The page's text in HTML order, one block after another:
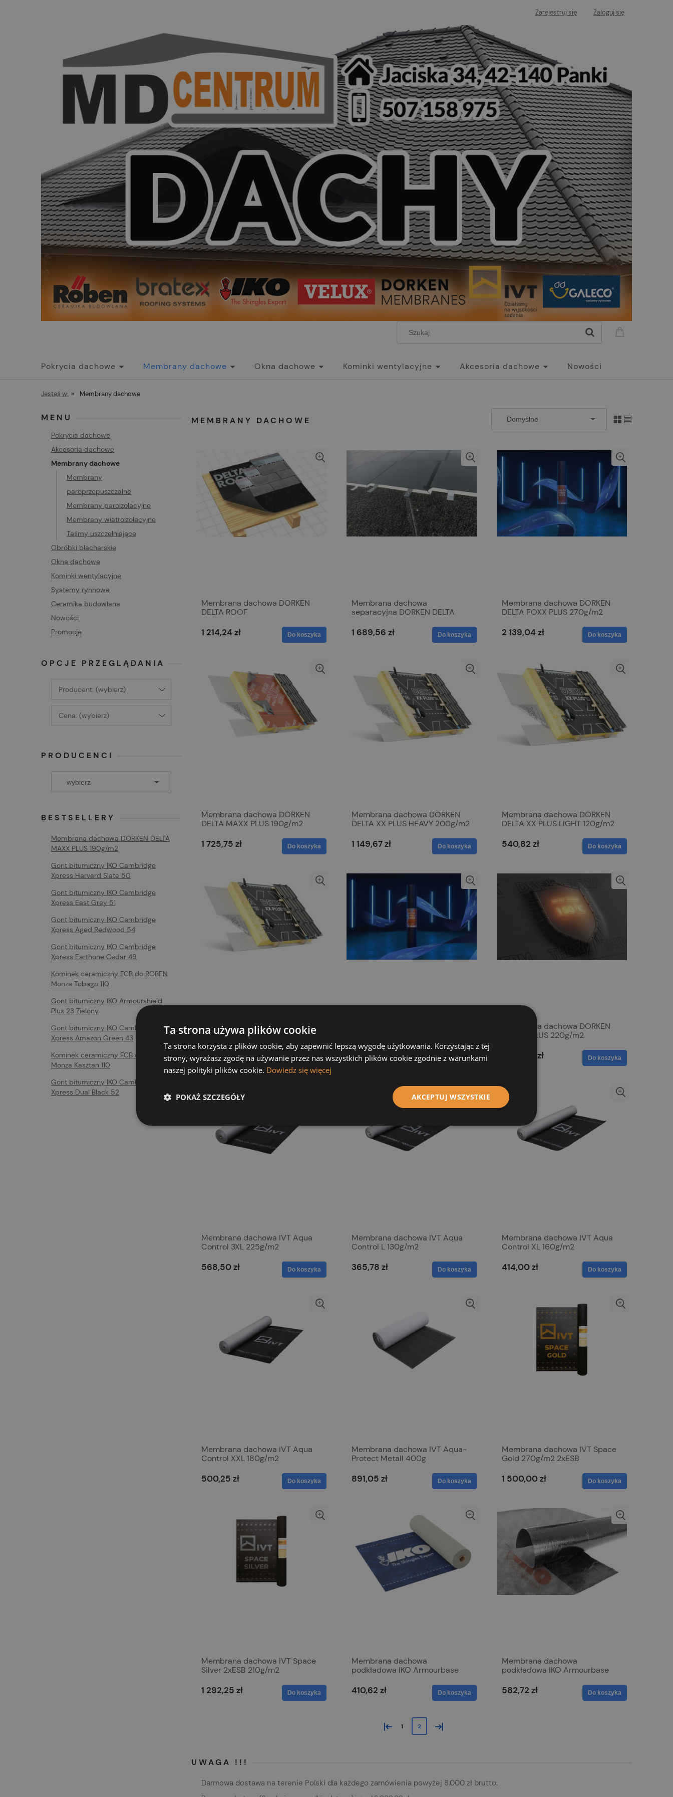
Zarejestruj się Zaloguj się
Pokrycia dachowe Membrany dachowe Okna dachowe Kominki wentylacyjne Akcesoria dachowe Nowości
Promocje
Jesteś w: » Membrany dachowe
MENU
Pokrycia dachowe
Akcesoria dachowe
Membrany dachowe
Membrany
paroprzepuszczalne
Membrany paroizolacyjne
Membrany wiatroizolacyjne
Taśmy uszczelniające
Obróbki blacharskie
Okna dachowe
Kominki wentylacyjne
Systemy rynnowe
Ceramika budowlana
Nowości
Promocje
OPCJE PRZEGLĄDANIA
Producent: (wybierz)
Cena: (wybierz)
PRODUCENCI
BESTSELLERY
Membrana dachowa DORKEN DELTA
MAXX PLUS 190g/m2
Gont bitumiczny IKO Cambridge
Xpress Harvard Slate 50
Gont bitumiczny IKO Cambridge
Xpress East Grey 51
Gont bitumiczny IKO Cambridge
Xpress Aged Redwood 54
Gont bitumiczny IKO Cambridge
Xpress Earthone Cedar 49
Kominek ceramiczny FCB do ROBEN
Monza Tobago 110
Gont bitumiczny IKO Armourshield
Plus 23 Zielony
Gont bitumiczny IKO Cambridge
Xpress Amazon Green 43
Kominek ceramiczny FCB do ROBEN
Monza Kasztan 110
Gont bitumiczny IKO Cambridge
Xpress Dual Black 52
MEMBRANY DACHOWE
Membrana dachowa DORKEN
DELTA ROOF
1 214,24 zł Do koszyka
Membrana dachowa
separacyjna DORKEN DELTA
1 689,56 zł Do koszyka
Membrana dachowa DORKEN
DELTA FOXX PLUS 270g/m2
2 139,04 zł Do koszyka
Membrana dachowa DORKEN
DELTA MAXX PLUS 190g/m2
1 725,75 zł Do koszyka
Membrana dachowa DORKEN
DELTA XX PLUS HEAVY 200g/m2
1 149,67 zł Do koszyka
Membrana dachowa DORKEN
DELTA XX PLUS LIGHT 120g/m2
540,82 zł Do koszyka
Membrana dachowa DORKEN
DELTA XX PLUS STRONG
180g/m2
1 149,67 zł Do koszyka
150g/m2
723,01 zł Do koszyka
Membrana dachowa DORKEN
THERM PLUS 220g/m2
1 394,25 zł Do koszyka
Membrana dachowa IVT Aqua
Control 3XL 225g/m2
568,50 zł Do koszyka
Membrana dachowa IVT Aqua
Control L 130g/m2
365,78 zł Do koszyka
Membrana dachowa IVT Aqua
Control XL 160g/m2
414,00 zł Do koszyka
Membrana dachowa IVT Aqua
Control XXL 180g/m2
500,25 zł Do koszyka
Membrana dachowa IVT Aqua-
Protect Metall 400g
891,05 zł Do koszyka
Membrana dachowa IVT Space
Gold 270g/m2 2xESB
1 500,00 zł Do koszyka
Membrana dachowa IVT Space
Silver 2xESB 210g/m2
1 292,25 zł Do koszyka
Membrana dachowa
podkładowa IKO Armourbase
410,62 zł Do koszyka
Membrana dachowa
podkładowa IKO Armourbase
582,72 zł Do koszyka
« 1 2 »
UWAGA !!!
Darmowa dostawa na terenie Polski dla każdego zamówienia powyżej 8.000 zł brutto.
Ta strona używa plików cookie
Ta strona korzysta z plików cookie, aby zapewnić lepszą wygodę użytkowania. Korzystając z tej
strony, wyrażasz zgodę na używanie przez nas wszystkich plików cookie zgodnie z warunkami
naszej polityki plików cookie. Dowiedz się więcej
AKCEPTUJ WSZYSTKIE
POKAŻ SZCZEGÓŁY